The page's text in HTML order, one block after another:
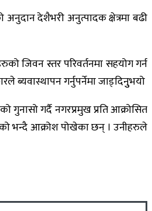
अनुदान देशैभरी अनुत्पादक क्षेत्रमा बढी
जिवन स्तर परिवर्तनमा सहयोग गर्न
ब्यवास्थापन गर्नुपर्नेमा जाड्दिनुुभयो
गर्दै नगरप्रमुख प्रति आक्रोसित
भन्दै आक्रोश पोखेका छन् । उनीहरुले